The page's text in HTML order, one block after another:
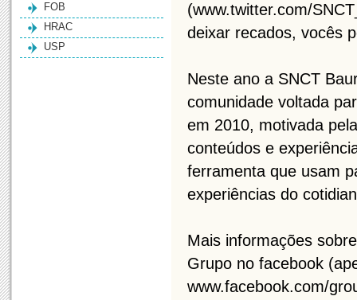
FOB
HRAC
USP
(www.twitter.com/
deixar recados, vocês
Neste ano a SNCT
comunidade voltada
em 2010, motivada
conteúdos e
ferramenta que usam
experiências do
Mais informações
Grupo no facebook
www.facebook.com/